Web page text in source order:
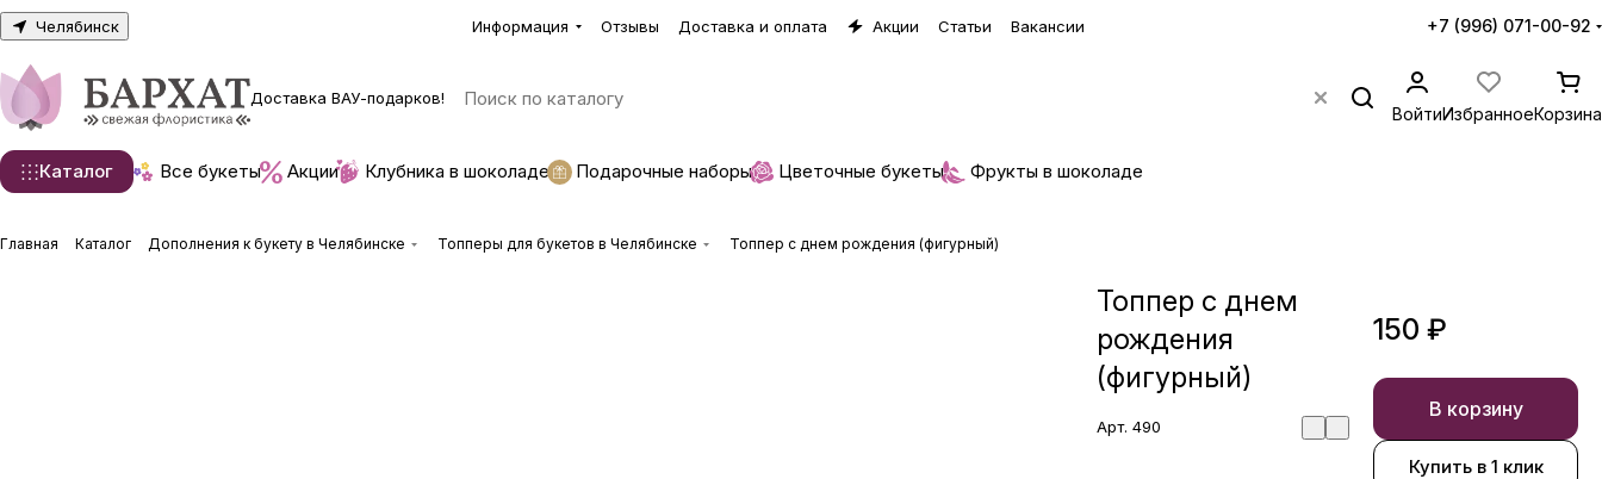
Челябинск Информация Отзывы Доставка и оплата Акции Статьи Вакансии +7 (996) 071-00-92
Доставка ВАУ-подарков!
ВойтиИзбранноеКорзина
Каталог Все букеты Акции Клубника в шоколаде Подарочные наборы Цветочные букеты Фрукты в шоколаде
Главная Каталог Дополнения к букету в Челябинске Топперы для букетов в Челябинске Топпер с днем рождения (фигурный)
Топпер с днем
рождения
(фигурный)
Арт. 490
150 ₽
В корзину
Купить в 1 клик